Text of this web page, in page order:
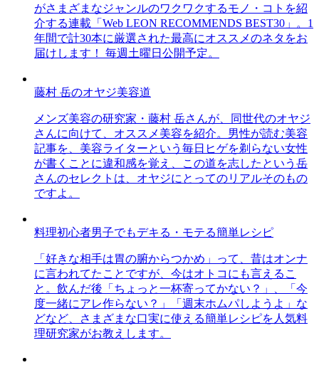
がさまざまなジャンルのワクワクするモノ・コトを紹
介する連載「Web LEON RECOMMENDS BEST30」。1
年間で計30本に厳選された最高にオススメのネタをお
届けします！ 毎週土曜日公開予定。
藤村 岳のオヤジ美容道
メンズ美容の研究家・藤村 岳さんが、同世代のオヤジ
さんに向けて、オススメ美容を紹介。男性が読む美容
記事を、美容ライターという毎日ヒゲを剃らない女性
が書くことに違和感を覚え、この道を志したという岳
さんのセレクトは、オヤジにとってのリアルそのもの
ですよ。
料理初心者男子でもデキる・モテる簡単レシピ
「好きな相手は胃の腑からつかめ」って、昔はオンナ
に言われてたことですが、今はオトコにも言えるこ
と。飲んだ後「ちょっと一杯寄ってかない？」、「今
度一緒にアレ作らない？」「週末ホムパしようよ」な
どなど、さまざまな口実に使える簡単レシピを人気料
理研究家がお教えします。